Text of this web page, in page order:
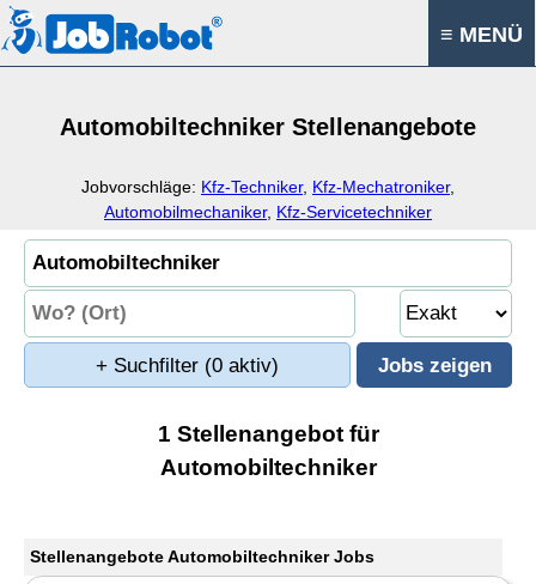
≡ MENÜ
Automobiltechniker Stellenangebote
Jobvorschläge: Kfz-Techniker, Kfz-Mechatroniker,
Automobilmechaniker, Kfz-Servicetechniker
+ Suchfilter (0 aktiv)
1 Stellenangebot für
Automobiltechniker
Stellenangebote Automobiltechniker Jobs